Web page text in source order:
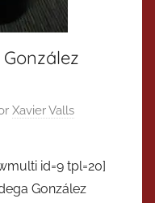
Xavier Valls
id=9 tpl=20]
González